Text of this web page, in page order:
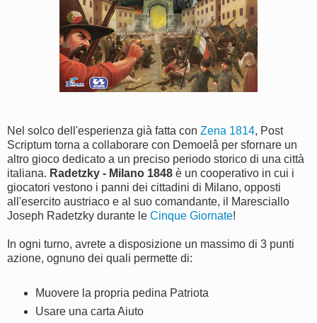
Nel solco dell'esperienza già fatta con Zena 1814, Post
Scriptum torna a collaborare con Demoelâ per sfornare un
altro gioco dedicato a un preciso periodo storico di una città
italiana. Radetzky - Milano 1848 è un cooperativo in cui i
giocatori vestono i panni dei cittadini di Milano, opposti
all'esercito austriaco e al suo comandante, il Maresciallo
Joseph Radetzky durante le Cinque Giornate!
In ogni turno, avrete a disposizione un massimo di 3 punti
azione, ognuno dei quali permette di:
Muovere la propria pedina Patriota
Usare una carta Aiuto